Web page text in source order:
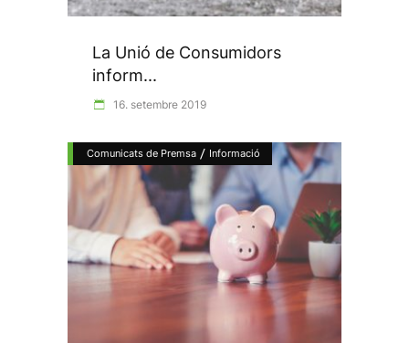
La Unió de Consumidors
inform...
16. setembre 2019
Comunicats de Premsa / Informació